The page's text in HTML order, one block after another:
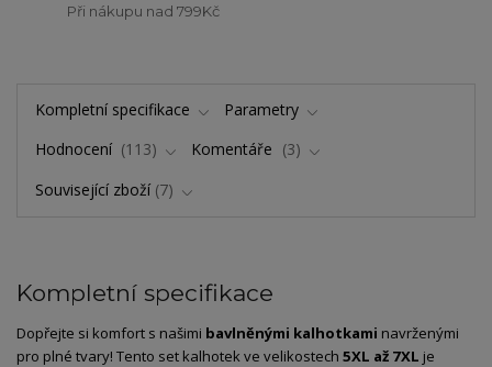
Při nákupu nad 799Kč
Kompletní specifikace
Parametry
Hodnocení
113 Komentáře
3
Související zboží 7
Kompletní specifikace
Dopřejte si komfort s našimi bavlněnými kalhotkami navrženými
pro plné tvary! Tento set kalhotek ve velikostech 5XL až 7XL je